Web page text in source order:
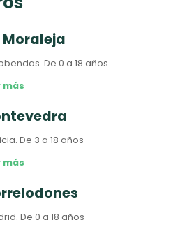
Moraleja
De 0 a 18 años
más
De 3 a 18 años
más
De 0 a 18 años